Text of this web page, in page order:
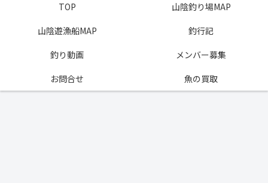
TOP
山陰釣り場MAP
山陰遊漁船MAP
釣行記
釣り動画
メンバー募集
お問合せ
魚の買取